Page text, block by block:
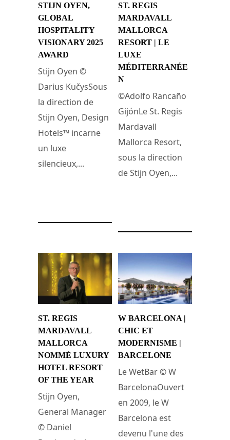
STIJN OYEN,
GLOBAL
HOSPITALITY
VISIONARY 2025
AWARD
Stijn Oyen ©
Darius KučysSous
la direction de
Stijn Oyen, Design
Hotels™ incarne
un luxe
silencieux,...
ST. REGIS
MARDAVALL
MALLORCA
RESORT | LE
LUXE
MÉDITERRANÉE
N
©Adolfo Rancaño
GijónLe St. Regis
Mardavall
Mallorca Resort,
sous la direction
de Stijn Oyen,...
ST. REGIS
MARDAVALL
MALLORCA
NOMMÉ LUXURY
HOTEL RESORT
OF THE YEAR
Stijn Oyen,
General Manager
© Daniel
W BARCELONA |
CHIC ET
MODERNISME |
BARCELONE
Le WetBar © W
BarcelonaOuvert
en 2009, le W
Barcelona est
devenu l'une des